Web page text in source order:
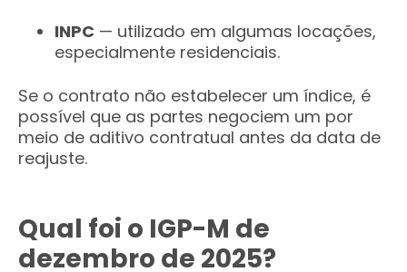
INPC — utilizado em algumas locações,
especialmente residenciais.
Se o contrato não estabelecer um índice, é
possível que as partes negociem um por
meio de aditivo contratual antes da data de
reajuste.
Qual foi o IGP-M de
dezembro de 2025?